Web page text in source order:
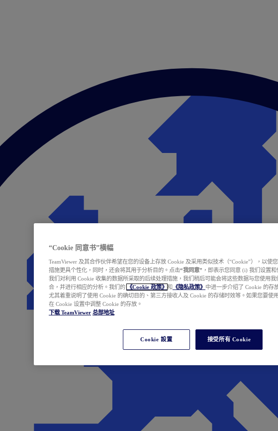
“Cookie 同意书”横幅
TeamViewer 及其合作伙伴希望在您的设备上存放 Cookie 及采用类似技术（“Cookie”），以使
措施更具个性化，同时，还会将其用于分析目的。点击“我同意” ，即表示您同意 (i) 我们设置
我们对利用 Cookie 收集的数据所采取的后续处理措施，我们稍后可能会将这些数据与您使用
合，并进行相应的分析。我们的
《Cookie 政策》 和 《隐私政策》 中进一步介绍了 Cookie 的存
尤其着重说明了使用 Cookie 的确切目的、第三方接收人及 Cookie 的存储时效等。如果您要使
在 Cookie 设置中调整 Cookie 的存放。
下载 TeamViewer 总部地址
Cookie 設置 接受所有 Cookie